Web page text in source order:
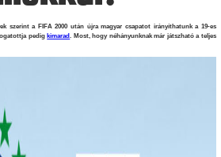
szerint a FIFA 2000 után újra magyar csapatot irányíthatunk a 19-es
pedig kimarad
. Most, hogy néhányunknak már játszható a teljes